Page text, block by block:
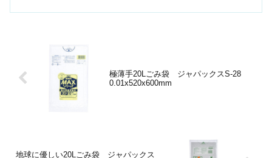
極薄手20Lごみ袋 ジャパックスS-28
0.01x520x600mm
地球に優しい20Lごみ袋 ジャパックス